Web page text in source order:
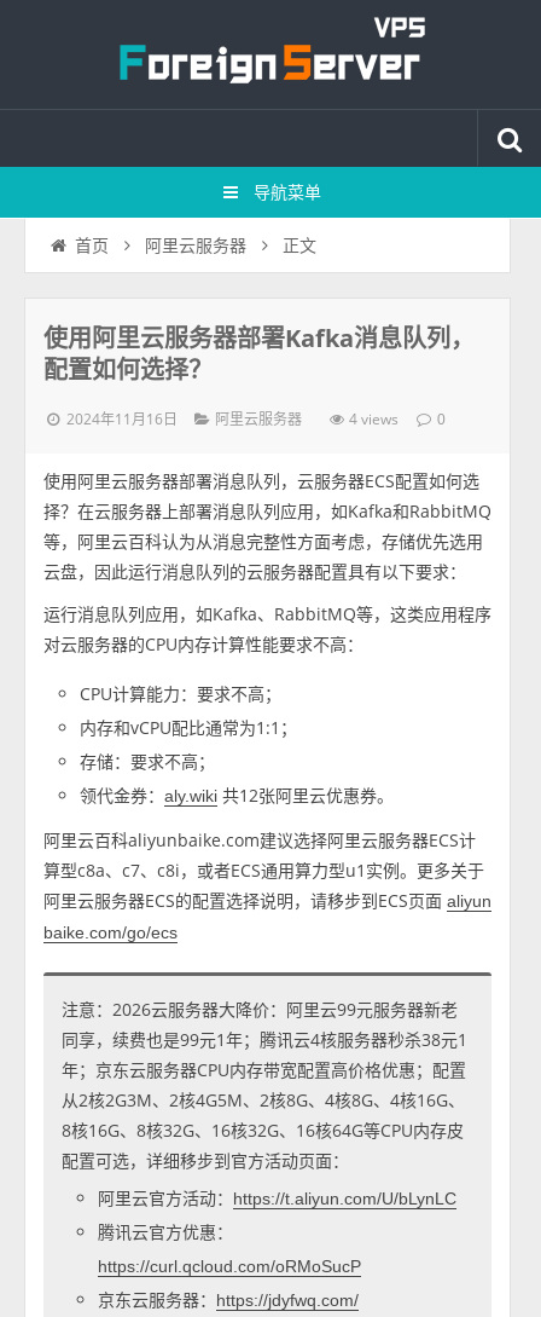
导航菜单
首页 阿里云服务器 正文
使用阿里云服务器部署Kafka消息队列，
配置如何选择？
2024年11月16日 阿里云服务器 4 views 0
使用阿里云服务器部署消息队列，云服务器ECS配置如何选
择？在云服务器上部署消息队列应用，如Kafka和RabbitMQ
等，阿里云百科认为从消息完整性方面考虑，存储优先选用
云盘，因此运行消息队列的云服务器配置具有以下要求：
运行消息队列应用，如Kafka、RabbitMQ等，这类应用程序
对云服务器的CPU内存计算性能要求不高：
CPU计算能力：要求不高；
内存和vCPU配比通常为1:1；
存储：要求不高；
领代金券：aly.wiki 共12张阿里云优惠券。
阿里云百科aliyunbaike.com建议选择阿里云服务器ECS计
算型c8a、c7、c8i，或者ECS通用算力型u1实例。更多关于
阿里云服务器ECS的配置选择说明，请移步到ECS页面aliyun
baike.com/go/ecs
注意：2026云服务器大降价：阿里云99元服务器新老
同享，续费也是99元1年；腾讯云4核服务器秒杀38元1
年；京东云服务器CPU内存带宽配置高价格优惠；配置
从2核2G3M、2核4G5M、2核8G、4核8G、4核16G、
8核16G、8核32G、16核32G、16核64G等CPU内存皮
配置可选，详细移步到官方活动页面：
阿里云官方活动：
https://t.aliyun.com/U/bLynLC
腾讯云官方优惠：
https://curl.qcloud.com/oRMoSucP
京东云服务器： https://jdyfwq.com/